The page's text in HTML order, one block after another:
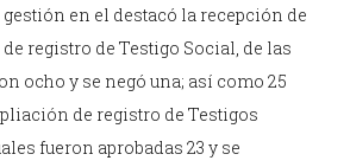
en el destacó la recepción de
registro de Testigo Social, de las
ocho y se negó una; así como 25
de registro de Testigos
fueron aprobadas 23 y se